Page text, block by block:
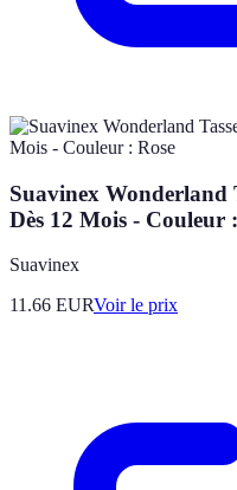
Suavinex Wonderland
Dès 12 Mois - Couleur
Suavinex
11.66 EURVoir le prix